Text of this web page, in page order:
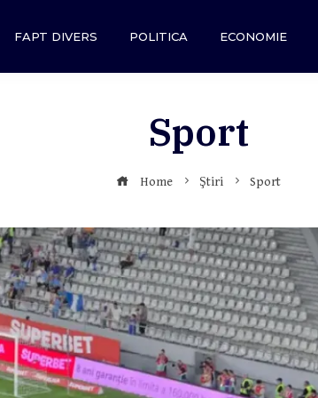
FAPT DIVERS POLITICA ECONOMIE
Sport
Home Ştiri Sport